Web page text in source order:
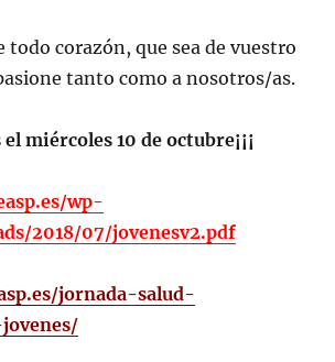
todo corazón, que sea de vuestro
tanto como a nosotros/as.
miércoles 10 de octubre¡¡¡
wp-
2018/07/jovenesv2.pdf
jornada-salud-